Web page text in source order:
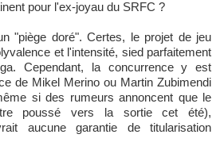
pour l'ex-joyau du SRFC ?
"piège doré". Certes, le projet de jeu
et l'intensité, sied parfaitement
Cependant, la concurrence y est
de Mikel Merino ou Martin Zubimendi
si des rumeurs annoncent que le
poussé vers la sortie cet été),
aucune garantie de titularisation